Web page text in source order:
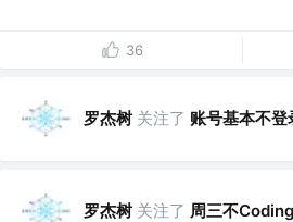
36
罗杰树 关注了 账号基本不
罗杰树 关注了 周三不Coding